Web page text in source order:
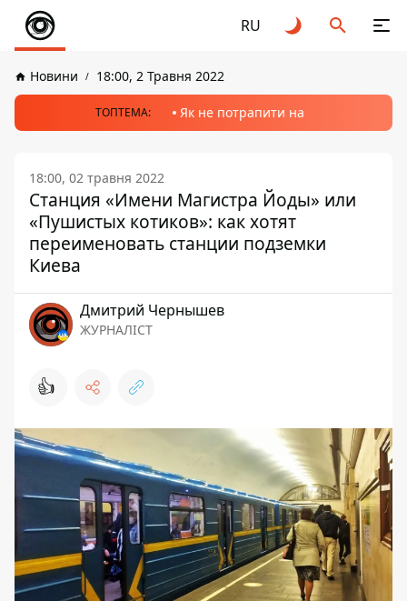
RU
Новини 18:00, 2 Травня 2022
ТОПТЕМА: Як не потрапити на
18:00, 02 травня 2022
Станция «Имени Магистра Йоды» или
«Пушистых котиков»: как хотят
переименовать станции подземки
Киева
Дмитрий Чернышев
ЖУРНАЛІСТ
👍